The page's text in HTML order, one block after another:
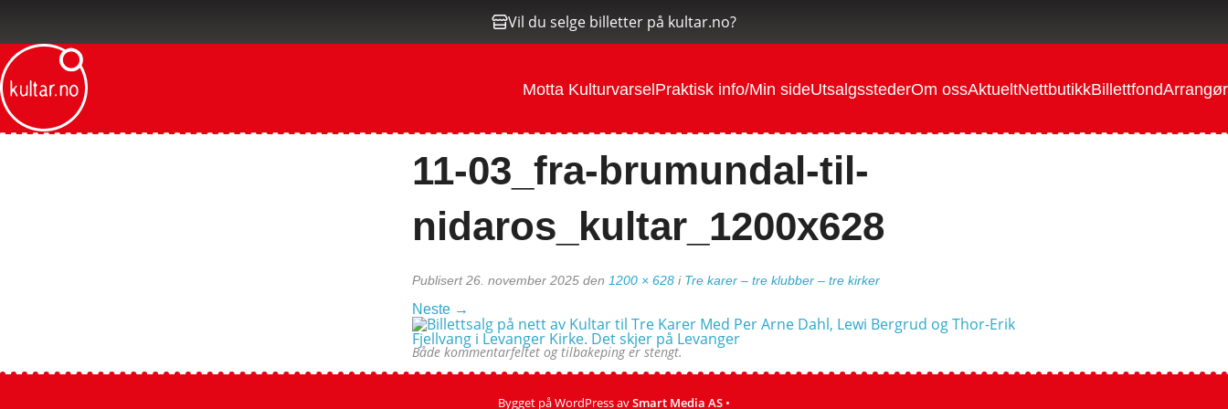
Vil du selge billetter på kultar.no?
Motta KulturvarselPraktisk info/Min sideUtsalgsstederOm ossAktueltNettbutikkBillettfondArrangør
11-03_fra-brumundal-til-
nidaros_kultar_1200x628
Publisert26. november 2025 den 1200 × 628 i Tre karer – tre klubber – tre kirker
Neste →
Både kommentarfeltet og tilbakeping er stengt.
Bygget på WordPress avSmart Media AS •